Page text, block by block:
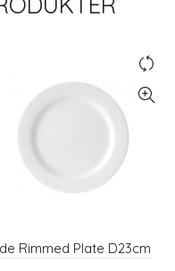
Rimmed Plate D23cm